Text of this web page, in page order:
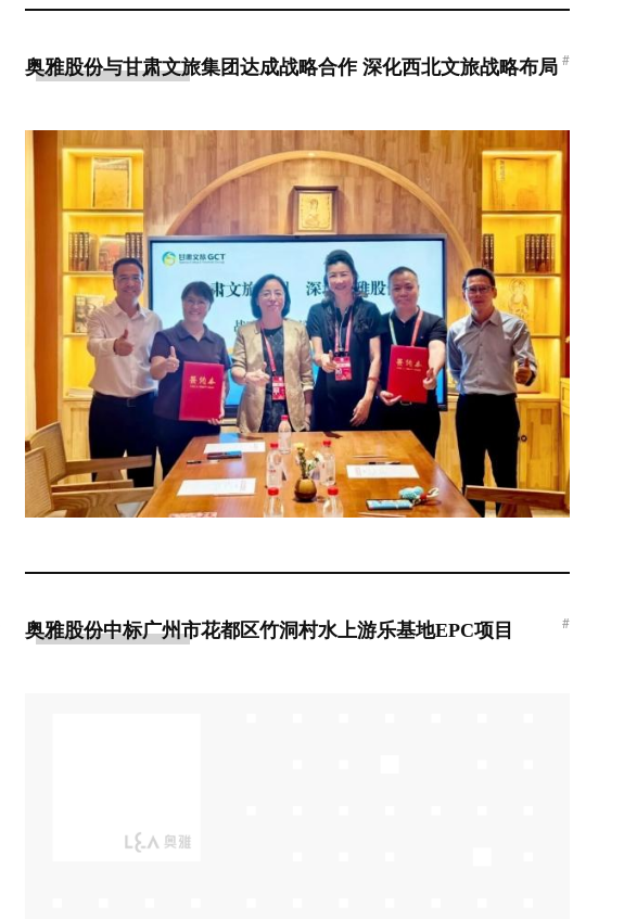
奥雅股份与甘肃文旅集团达成战略合作 深化西北文旅战略布局 #
​奥雅股份中标广州市花都区竹洞村水上游乐基地EPC项目 #